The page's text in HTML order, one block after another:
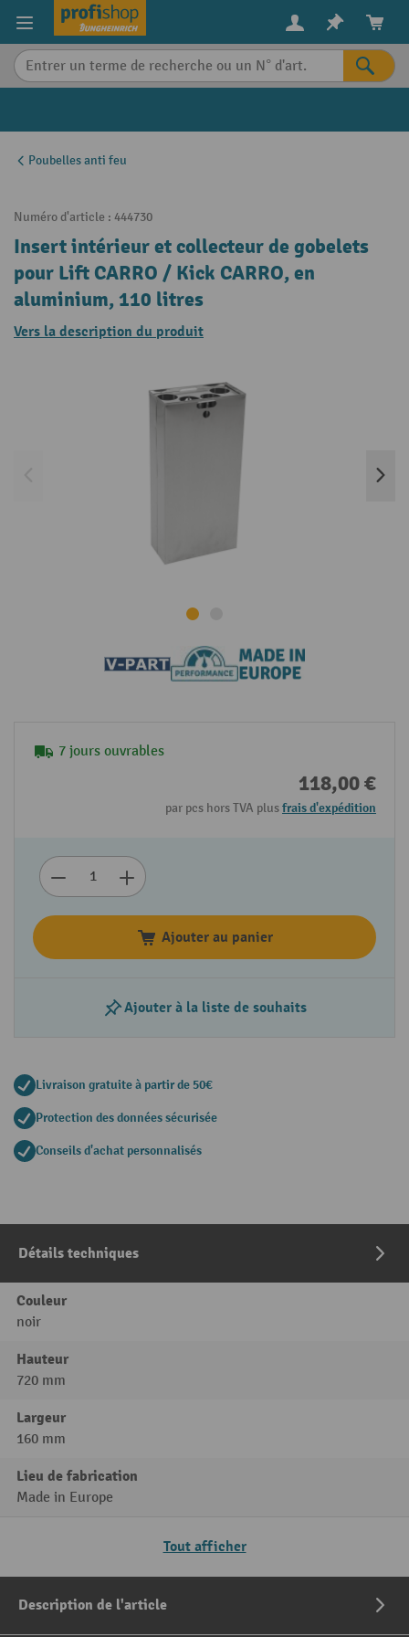
content
Poubelles anti feu
Numéro d'article : 444730
Insert intérieur et collecteur de gobelets
pour Lift CARRO / Kick CARRO, en
aluminium, 110 litres
Vers la description du produit
7 jours ouvrables
118,00 €
par pcs hors TVA plusfrais d'expédition
Ajouter au panier
Ajouter à la liste de souhaits
Livraison gratuite à partir de 50€
Protection des données sécurisée
Conseils d'achat personnalisés
Détails techniques
Couleur
noir
Hauteur
720 mm
Largeur
160 mm
Lieu de fabrication
Made in Europe
Tout afficher
Description de l'article